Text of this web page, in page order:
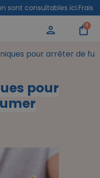
sont consultables ici.Frais
person shopping_bag
0
pour arrêter de
pour